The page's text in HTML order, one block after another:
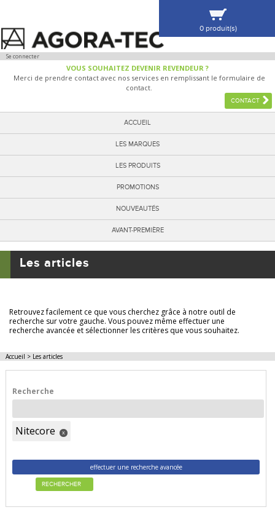
Se connecter
VOUS SOUHAITEZ DEVENIR REVENDEUR ?
Merci de prendre contact avec nos services en remplissant le formulaire de
contact.
CONTACT
ACCUEIL
LES MARQUES
LES PRODUITS
PROMOTIONS
NOUVEAUTÉS
AVANT-PREMIÈRE
0 produit(s)
VOIR MA SÉLECTION
Les articles
Retrouvez facilement ce que vous cherchez grâce à notre outil de
recherche sur votre gauche. Vous pouvez même effectuer une
recherche avancée et sélectionner les critères que vous souhaitez.
Accueil > Les articles
Recherche
Nitecore x
effectuer une recherche avancée
RECHERCHER